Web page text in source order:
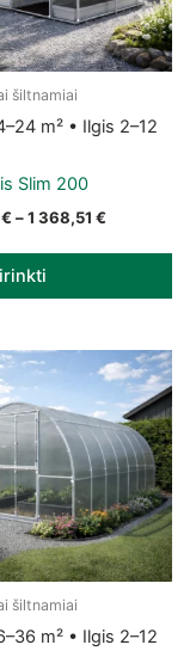
1 721,20 €
may be
šiltnamiai
Slim 200
m² • Ilgis 2–12
€ –1 368,51 €
has multiple
may be
šiltnamiai
m² • Ilgis 2–12
has multiple